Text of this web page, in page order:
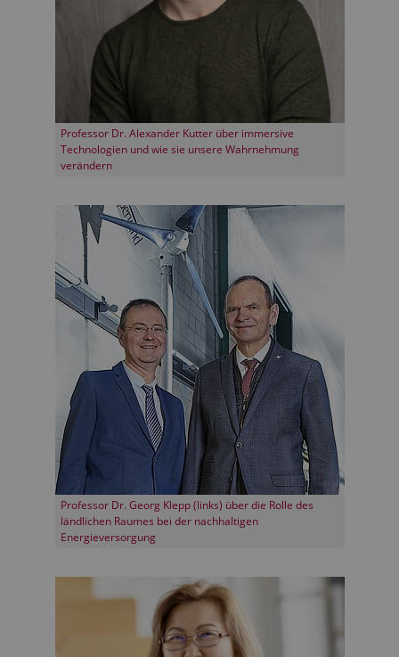
Professor Dr. Alexander Kutter über immersive
Technologien und wie sie unsere Wahrnehmung
verändern
Professor Dr. Georg Klepp (links) über die Rolle des
ländlichen Raumes bei der nachhaltigen
Energieversorgung